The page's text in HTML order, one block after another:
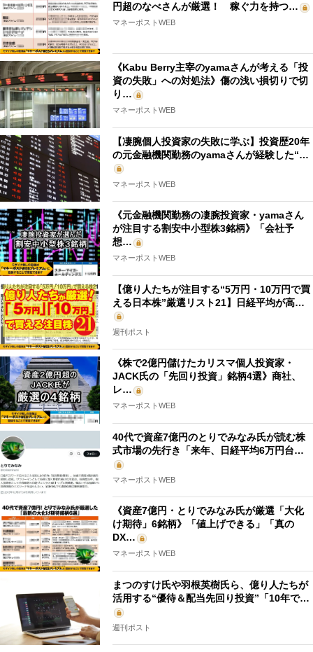
円超のなべさんが厳選！ 稼ぐ力を持つ…
マネーポストWEB
《Kabu Berry主宰のyamaさんが考える「投
資の失敗」への対処法》傷の浅い損切りで切
り…
マネーポストWEB
【凄腕個人投資家の失敗に学ぶ】投資歴20年
の元金融機関勤務のyamaさんが経験した“…
マネーポストWEB
《元金融機関勤務の凄腕投資家・yamaさん
が注目する割安中小型株3銘柄》「会社予
想…
マネーポストWEB
【億り人たちが注目する“5万円・10万円で買
える日本株”厳選リスト21】日経平均が高…
週刊ポスト
《株で2億円儲けたカリスマ個人投資家・
JACK氏の「先回り投資」銘柄4選》商社、
レ…
マネーポストWEB
40代で資産7億円のとりでみなみ氏が読む株
式市場の先行き「来年、日経平均6万円台…
マネーポストWEB
《資産7億円・とりでみなみ氏が厳選「大化
け期待」6銘柄》「値上げできる」「真の
DX…
マネーポストWEB
まつのすけ氏や羽根英樹氏ら、億り人たちが
活用する“優待＆配当先回り投資”「10年で…
週刊ポスト